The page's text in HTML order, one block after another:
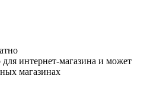
интернет-магазина и может
магазинах